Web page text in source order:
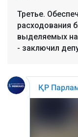
Третье.
расходования
выделяемых на
- заключил